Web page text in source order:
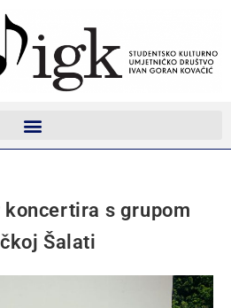
s grupom
Šalati